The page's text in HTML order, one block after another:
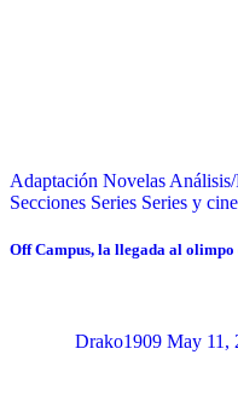
Adaptación Novelas
Secciones Series Series y cine
Off Campus, la llegada al olimpo
Drako1909 May 11,